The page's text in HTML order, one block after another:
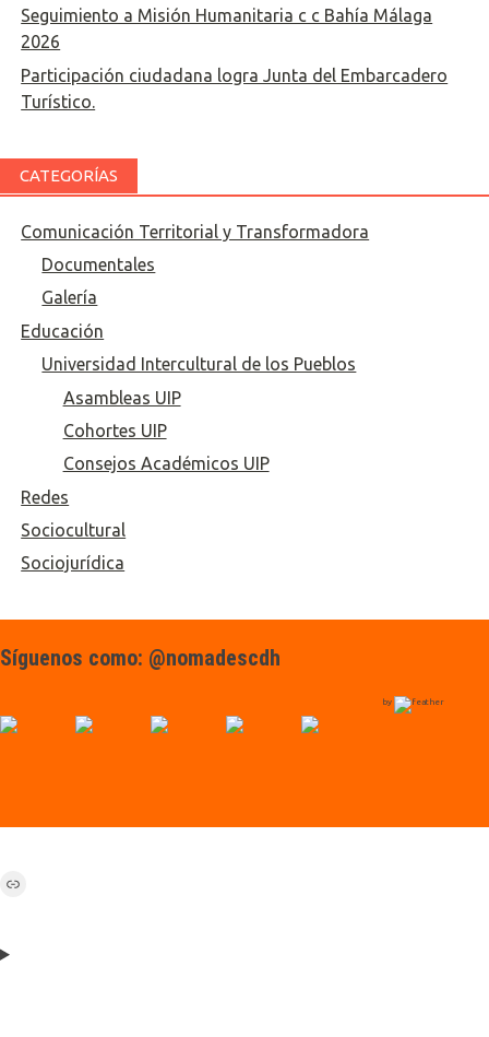
Seguimiento a Misión Humanitaria c c Bahía Málaga
2026
Participación ciudadana logra Junta del Embarcadero
Turístico.
CATEGORÍAS
Comunicación Territorial y Transformadora
Documentales
Galería
Educación
Universidad Intercultural de los Pueblos
Asambleas UIP
Cohortes UIP
Consejos Académicos UIP
Redes
Sociocultural
Sociojurídica
Síguenos como: @nomadescdh
by
Link